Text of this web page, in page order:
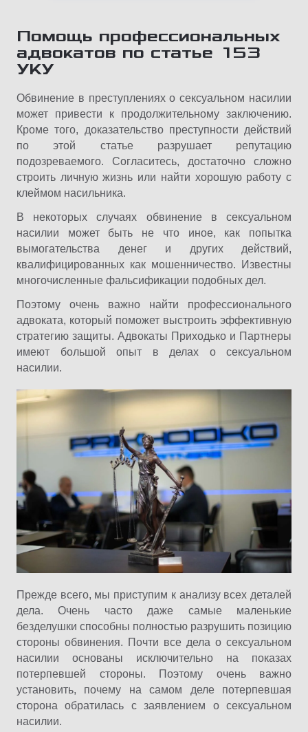
Помощь профессиональных
адвокатов по статье 153
УКУ
Обвинение в преступлениях о сексуальном насилии
может привести к продолжительному заключению.
Кроме того, доказательство преступности действий
по этой статье разрушает репутацию
подозреваемого. Согласитесь, достаточно сложно
строить личную жизнь или найти хорошую работу с
клеймом насильника.
В некоторых случаях обвинение в сексуальном
насилии может быть не что иное, как попытка
вымогательства денег и других действий,
квалифицированных как мошенничество. Известны
многочисленные фальсификации подобных дел.
Поэтому очень важно найти профессионального
адвоката, который поможет выстроить эффективную
стратегию защиты. Адвокаты Приходько и Партнеры
имеют большой опыт в делах о сексуальном
насилии.
Прежде всего, мы приступим к анализу всех деталей
дела. Очень часто даже самые маленькие
безделушки способны полностью разрушить позицию
стороны обвинения. Почти все дела о сексуальном
насилии основаны исключительно на показах
потерпевшей стороны. Поэтому очень важно
установить, почему на самом деле потерпевшая
сторона обратилась с заявлением о сексуальном
насилии.